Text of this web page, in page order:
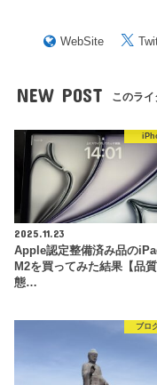
WebSite
NEW POST このラ
2025.11.23
Apple認定整備済み品の
M2を買ってみた結果【品
態…
ブロ